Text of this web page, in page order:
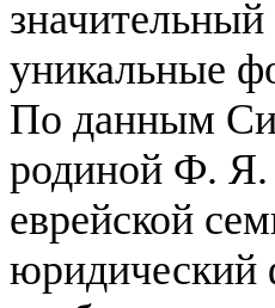
уникальные
По данным
родиной Ф. Я.
еврейской
юридический